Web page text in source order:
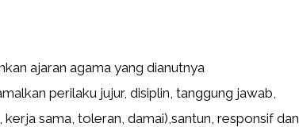
ajaran agama yang dianutnya
perilaku jujur, disiplin, tanggung jawab,
sama, toleran, damai),santun, responsif dan